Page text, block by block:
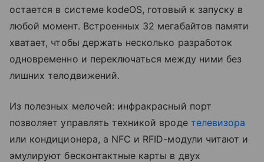
остается в системе kodeOS, готовый к запуску в
любой момент. Встроенных 32 мегабайтов памяти
хватает, чтобы держать несколько разработок
одновременно и переключаться между ними без
лишних телодвижений.
Из полезных мелочей: инфракрасный порт
позволяет управлять техникой вроде телевизора
или кондиционера, а NFC и RFID-модули читают и
эмулируют бесконтактные карты в двух